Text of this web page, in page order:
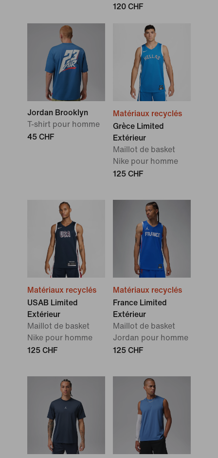
120 CHF
Jordan Brooklyn
T-shirt pour homme
45 CHF
Matériaux recyclés
Grèce Limited
Extérieur
Maillot de basket
Nike pour homme
125 CHF
Matériaux recyclés
USAB Limited
Extérieur
Maillot de basket
Nike pour homme
125 CHF
Matériaux recyclés
France Limited
Extérieur
Maillot de basket
Jordan pour homme
125 CHF